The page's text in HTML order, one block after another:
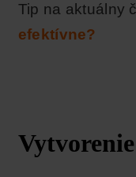
Tip na aktuálny
efektívne?